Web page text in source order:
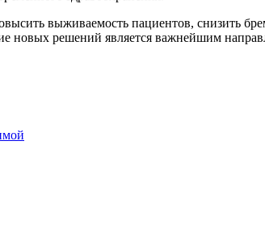
выживаемость пациентов, снизить
новых решений является важнейшим